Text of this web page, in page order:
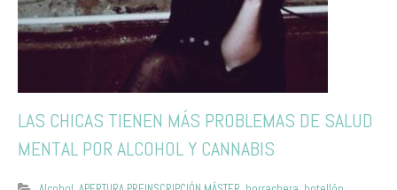
LAS CHICAS TIENEN MÁS PROBLEMAS DE SALUD
MENTAL POR ALCOHOL Y CANNABIS